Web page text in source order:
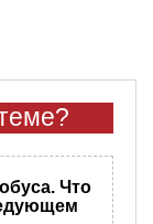
Что